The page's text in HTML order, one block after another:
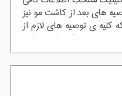
های بعد از کاشت مو نیز
ی توصیه های لازم از
می رسد اما دانستن این
.